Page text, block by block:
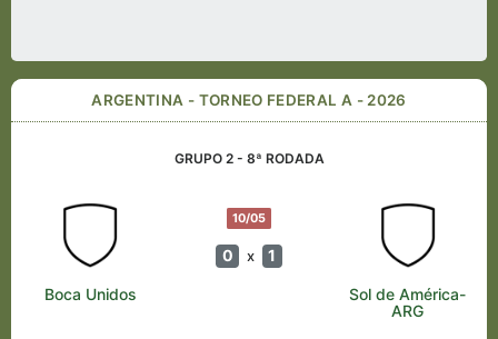
ARGENTINA - TORNEO FEDERAL A - 2026
GRUPO 2 - 8ª RODADA
10/05
0 x 1
Boca Unidos
Sol de América-
ARG